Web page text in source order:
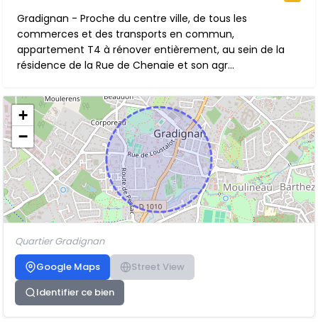
Gradignan - Proche du centre ville, de tous les
commerces et des transports en commun,
appartement T4 à rénover entièrement, au sein de la
résidence de la Rue de Chenaie et son agr...
+
−
Quartier Gradignan
Google Maps
Street View
Identifier ce bien